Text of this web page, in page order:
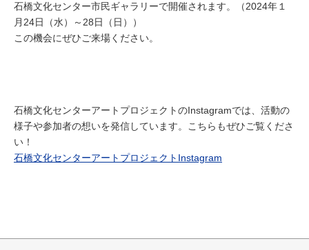
石橋文化センター市民ギャラリーで開催されます。（2024年１
月24日（水）～28日（日））
この機会にぜひご来場ください。
石橋文化センターアートプロジェクトのInstagramでは、活動の
様子や参加者の想いを発信しています。こちらもぜひご覧くださ
い！
石橋文化センターアートプロジェクトInstagram